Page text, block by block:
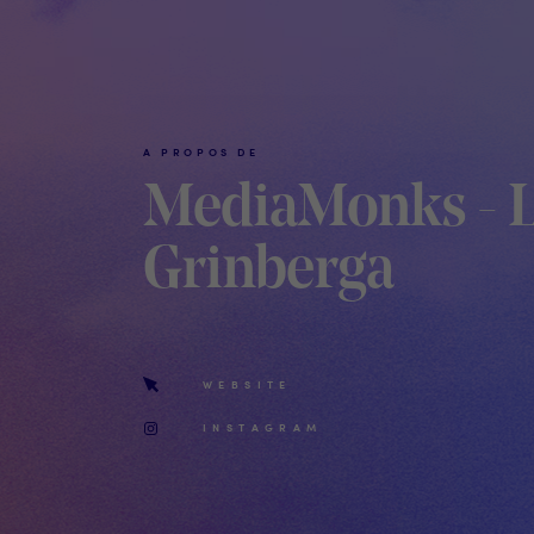
A PROPOS DE
MediaMonks -
Grinberga
WEBSITE
INSTAGRAM